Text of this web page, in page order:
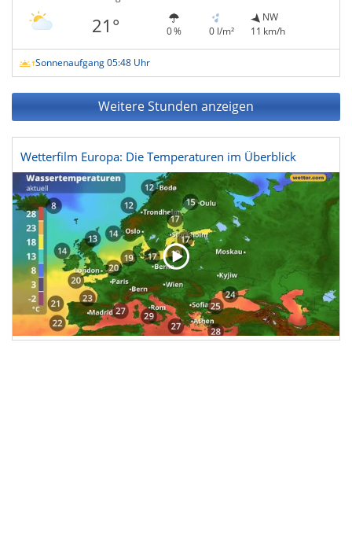
21° 0 % 0 l/m²
NW
11 km/h
Sonnenaufgang 05:48 Uhr
Weitere Stunden anzeigen
Wetterfilm Europa: Die Temperaturen im Überblick